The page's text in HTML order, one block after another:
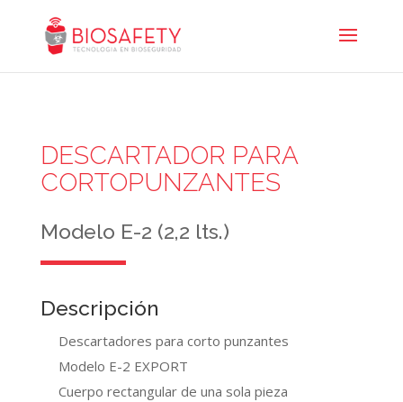
DESCARTADOR PARA
CORTOPUNZANTES
Modelo E-2 (2,2 lts.)
Descripción
Descartadores para corto punzantes
Modelo E-2 EXPORT
Cuerpo rectangular de una sola pieza